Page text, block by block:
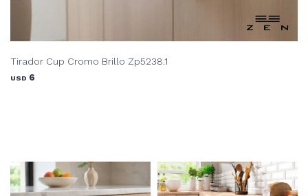
Tirador Cup Cromo Brillo Zp5238.1
USD 6